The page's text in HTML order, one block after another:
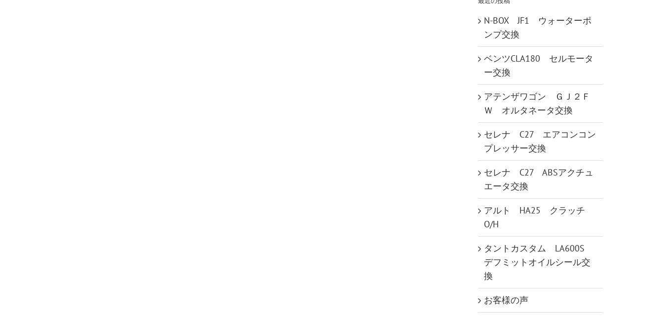
N-BOX JF1 ウォーターポ
ンプ交換
ベンツCLA180 セルモータ
ー交換
アテンザワゴン ＧＪ２Ｆ
Ｗ オルタネータ交換
セレナ C27 エアコンコン
プレッサー交換
セレナ C27 ABSアクチュ
エータ交換
アルト HA25 クラッチ
O/H
タントカスタム LA600S
デフミットオイルシール交
換
お客様の声